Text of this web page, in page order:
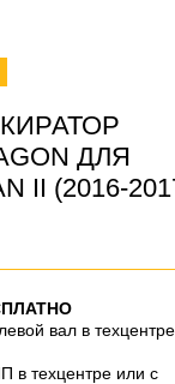
ДЛЯ
II (2016-
вал в техцентре
в техцентре или с